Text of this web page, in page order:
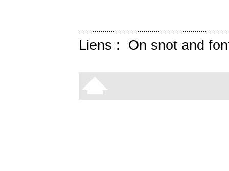
Liens : On snot and